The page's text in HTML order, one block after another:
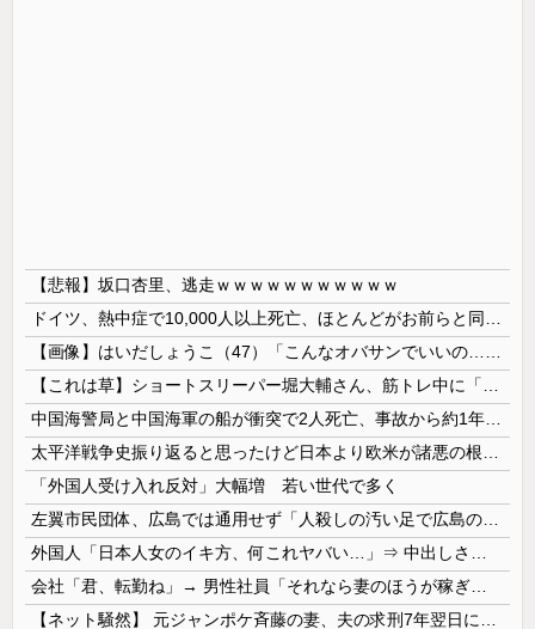
【悲報】坂口杏里、逃走ｗｗｗｗｗｗｗｗｗｗｗ
「外国人受け入れ反対」大幅増 若い世代で多く